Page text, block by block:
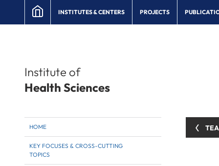
INSTITUTES & CENTERS PROJECTS
Institute of
Health Sciences
HOME
KEY FOCUSES & CROSS-CUTTING
TOPICS